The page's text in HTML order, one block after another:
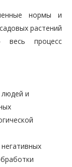
нормы и
растений
весь процесс
и